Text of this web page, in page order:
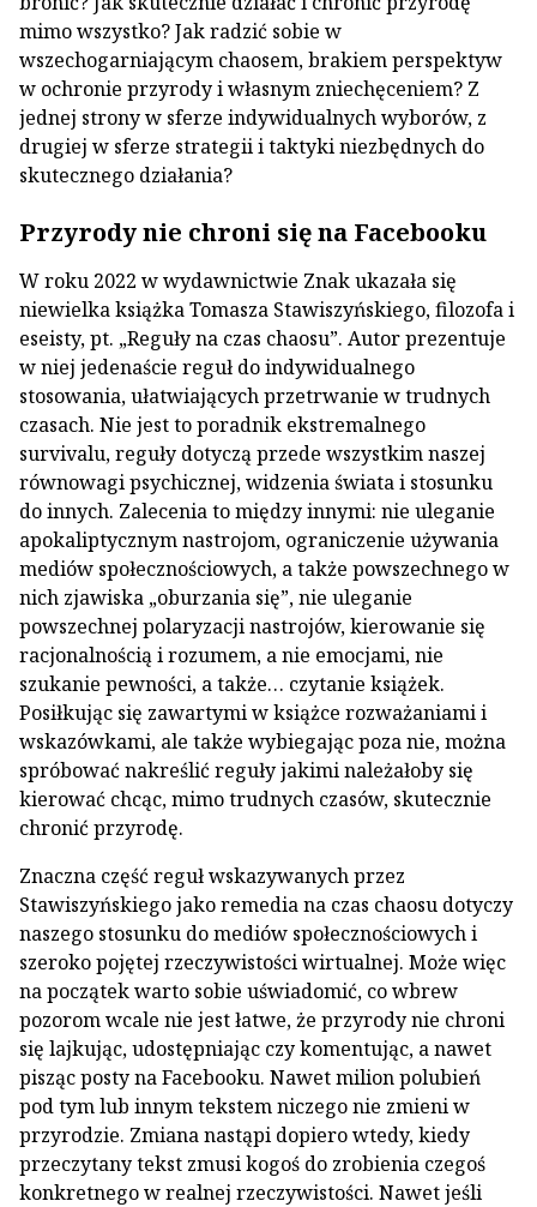
mimo wszystko? Jak radzić sobie w
wszechogarniającym chaosem, brakiem perspektyw
w ochronie przyrody i własnym zniechęceniem? Z
jednej strony w sferze indywidualnych wyborów, z
drugiej w sferze strategii i taktyki niezbędnych do
skutecznego działania?
Przyrody nie chroni się na Facebooku
W roku 2022 w wydawnictwie Znak ukazała się
niewielka książka Tomasza Stawiszyńskiego, filozofa i
eseisty, pt. „Reguły na czas chaosu”. Autor prezentuje
w niej jedenaście reguł do indywidualnego
stosowania, ułatwiających przetrwanie w trudnych
czasach. Nie jest to poradnik ekstremalnego
survivalu, reguły dotyczą przede wszystkim naszej
równowagi psychicznej, widzenia świata i stosunku
do innych. Zalecenia to między innymi: nie uleganie
apokaliptycznym nastrojom, ograniczenie używania
mediów społecznościowych, a także powszechnego w
nich zjawiska „oburzania się”, nie uleganie
powszechnej polaryzacji nastrojów, kierowanie się
racjonalnością i rozumem, a nie emocjami, nie
szukanie pewności, a także… czytanie książek.
Posiłkując się zawartymi w książce rozważaniami i
wskazówkami, ale także wybiegając poza nie, można
spróbować nakreślić reguły jakimi należałoby się
kierować chcąc, mimo trudnych czasów, skutecznie
chronić przyrodę.
Znaczna część reguł wskazywanych przez
Stawiszyńskiego jako remedia na czas chaosu dotyczy
naszego stosunku do mediów społecznościowych i
szeroko pojętej rzeczywistości wirtualnej. Może więc
na początek warto sobie uświadomić, co wbrew
pozorom wcale nie jest łatwe, że przyrody nie chroni
się lajkując, udostępniając czy komentując, a nawet
pisząc posty na Facebooku. Nawet milion polubień
pod tym lub innym tekstem niczego nie zmieni w
przyrodzie. Zmiana nastąpi dopiero wtedy, kiedy
przeczytany tekst zmusi kogoś do zrobienia czegoś
konkretnego w realnej rzeczywistości. Nawet jeśli